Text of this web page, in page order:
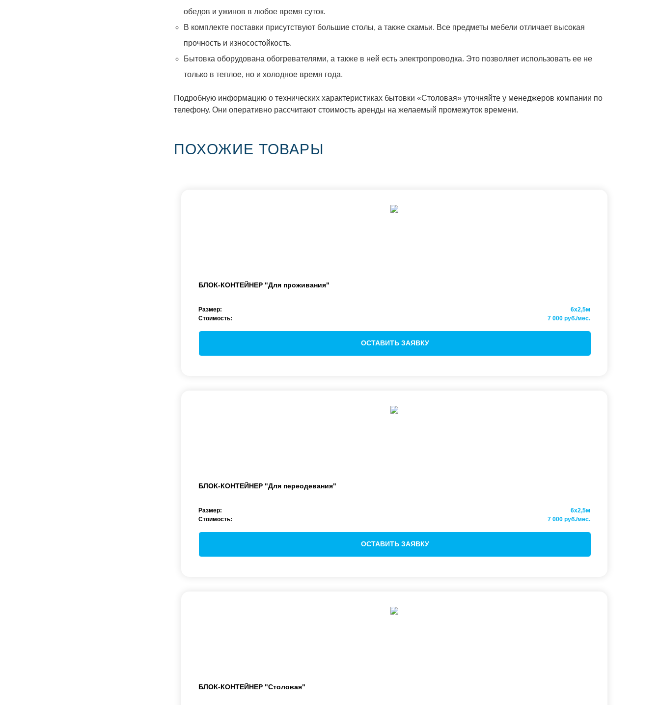
обедов и ужинов в любое время суток.
В комплекте поставки присутствуют большие столы, а также скамьи. Все предметы мебели отличает высокая
прочность и износостойкость.
Бытовка оборудована обогревателями, а также в ней есть электропроводка. Это позволяет использовать ее не
только в теплое, но и холодное время года.
Подробную информацию о технических характеристиках бытовки «Столовая» уточняйте у менеджеров компании по
телефону. Они оперативно рассчитают стоимость аренды на желаемый промежуток времени.
ПОХОЖИЕ ТОВАРЫ
БЛОК-КОНТЕЙНЕР "Для проживания"
Размер:
6x2,5м
Стоимость:
7 000 руб./мес.
ОСТАВИТЬ ЗАЯВКУ
БЛОК-КОНТЕЙНЕР "Для переодевания"
Размер:
6x2,5м
Стоимость:
7 000 руб./мес.
ОСТАВИТЬ ЗАЯВКУ
БЛОК-КОНТЕЙНЕР "Столовая"